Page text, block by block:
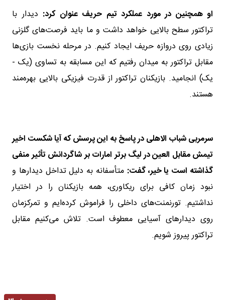
او همچنین در مورد عملکرد تیم حریف عنوان کرد: دیدار با
تراکتور سطح بالایی خواهد داشت و ما باید فرصت‌های گلزنی
زیادی روی دروازه حریف ایجاد کنیم. در مرحله نخست بازی‌ها
مقابل تراکتور به میدان رفتیم که این مسابقه به تساوی (یک -
یک) انجامید. بازیکنان تراکتور از قدرت فیزیکی بالایی بهره‌مند
هستند.
سرمربی شباب الاهلی در پاسخ به این پرسش که آیا شکست اخیر
تیمش مقابل العین در لیگ برتر امارات بر شاگردانش تأثیر منفی
گذاشته است یا خیر، گفت: متأسفانه به دلیل تداخل دیدارها و
نبود زمان کافی برای ریکاوری، همه بازیکنان را در اختیار
نداشتیم. تورنمنت‌های داخلی را فراموش کرده‌ایم و تمرکزمان
روی دیدارهای آسیایی معطوف است. تلاش می‌کنیم مقابل
تراکتور پیروز شویم.